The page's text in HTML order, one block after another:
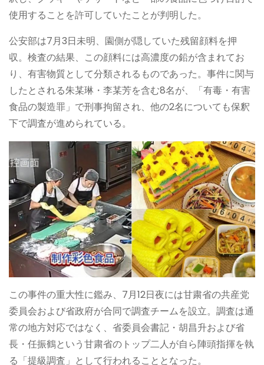
使用することを許可していたことが判明した。
公安部は7月3日未明、園側が隠していた残留顔料を押
収。検査の結果、この顔料には高濃度の鉛が含まれてお
り、有害物質として分類されるものであった。事件に関与
したとされる朱某琳・李某芳を含む8名が、「有毒・有害
食品の製造罪」で刑事拘留され、他の2名についても保釈
下で調査が進められている。
この事件の重大性に鑑み、7月12日夜には甘粛省の共産党
委員会および省政府が合同で調査チームを設立。調査は通
常の地方対応ではなく、省委員会書記・胡昌升および省
長・任振鶴という甘粛省のトップ二人が自ら陣頭指揮を執
る「提級調査」として行われることとなった。